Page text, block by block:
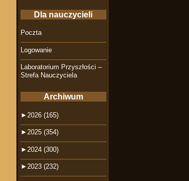
Dla nauczycieli
Poczta
Logowanie
Laboratorium Przyszłości –
Strefa Nauczyciela
Archiwum
► 2026 (165)
► 2025 (354)
► 2024 (300)
► 2023 (232)